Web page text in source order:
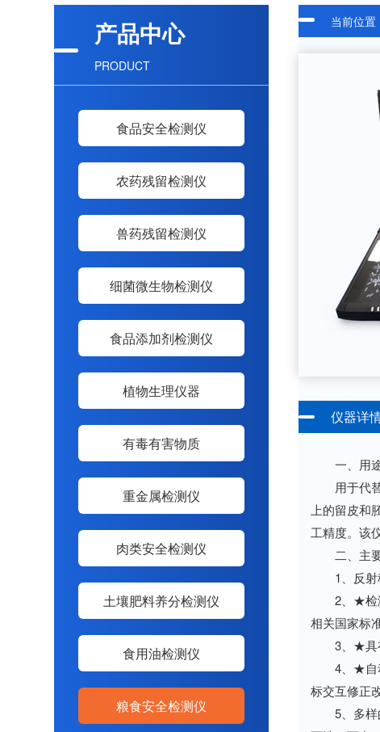
产品中心
PRODUCT
食品安全检测仪
农药残留检测仪
兽药残留检测仪
细菌微生物检测仪
食品添加剂检测仪
植物生理仪器
有毒有害物质
重金属检测仪
肉类安全检测仪
土壤肥料养分检测仪
食用油检测仪
粮食安全检测仪
当前位置
仪器详
一、用
用于代替
上的留皮和
工精度。该
二、主要
1、反射稿
2、★检测
相关国家标准
3、★具有
4、★自动
标交互修正
5、多样的